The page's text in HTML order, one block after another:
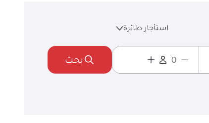
استأجار طائرة
بحث